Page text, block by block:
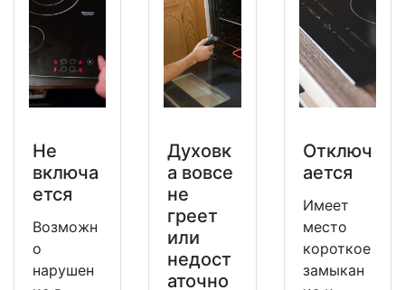
Не
включа
ется
Возможн
о
нарушен
Духовк
а вовсе
не
греет
или
недост
аточно
Отключ
ается
Имеет
место
короткое
замыкан